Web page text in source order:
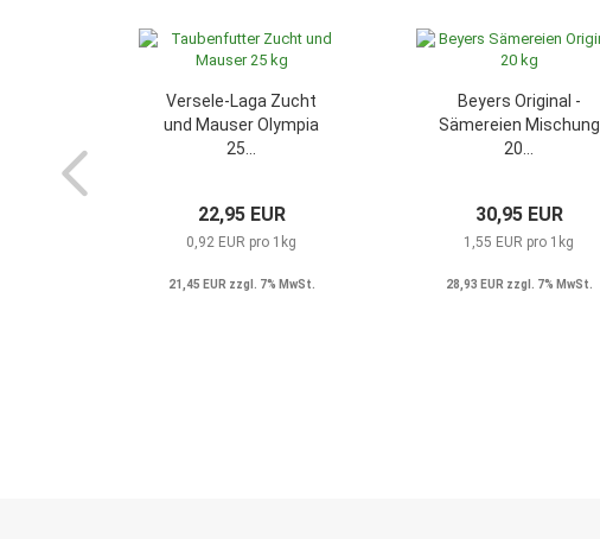
Versele-Laga Zucht
und Mauser Olympia
25...
22,95 EUR
0,92 EUR pro 1kg
21,45 EUR zzgl. 7% MwSt.
Beyers Original -
Sämereien Mischung
20...
30,95 EUR
1,55 EUR pro 1kg
28,93 EUR zzgl. 7% MwSt.